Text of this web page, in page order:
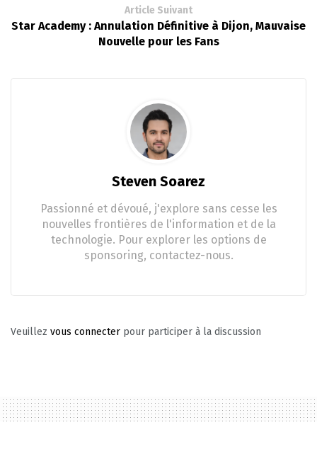
Article Suivant
Star Academy : Annulation Définitive à Dijon, Mauvaise
Nouvelle pour les Fans
Steven Soarez
Passionné et dévoué, j'explore sans cesse les
nouvelles frontières de l'information et de la
technologie. Pour explorer les options de
sponsoring, contactez-nous.
Veuillez vous connecter pour participer à la discussion